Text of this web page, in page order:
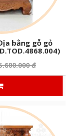
bằng gỗ gỏ
đ